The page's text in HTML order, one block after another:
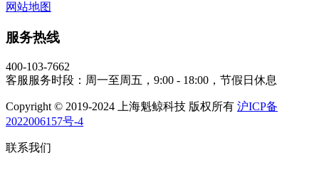
网站地图
服务热线
400-103-7662
客服服务时段：周一至周五，9:00 - 18:00，节假日休息
Copyright © 2019-2024 上海魁鲸科技 版权所有 沪ICP备
2022006157号-4
联系我们